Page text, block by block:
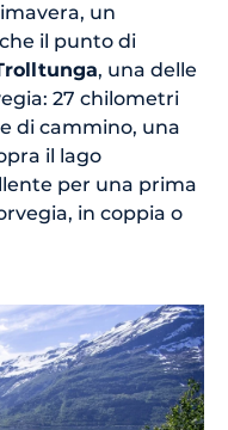
un
il punto di
, una delle
27 chilometri
di cammino, una
il lago
per una prima
in coppia o